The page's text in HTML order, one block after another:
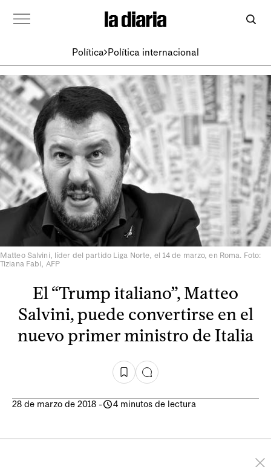
Política Política internacional
Matteo Salvini, líder del partido Liga Norte, el 14 de marzo, en Roma. Foto:
Tiziana Fabi, AFP
El “Trump italiano”, Matteo
Salvini, puede convertirse en el
nuevo primer ministro de Italia
28 de marzo de 2018 - 4 minutos de lectura